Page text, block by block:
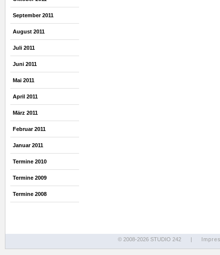
September 2011
August 2011
Juli 2011
Juni 2011
Mai 2011
April 2011
März 2011
Februar 2011
Januar 2011
Termine 2010
Termine 2009
Termine 2008
© 2008-2026 STUDIO 242 |